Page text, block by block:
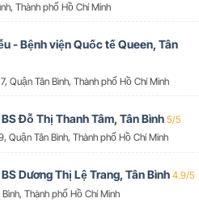
Thành phố Hồ Chí Minh
- Bệnh viện Quốc tế Queen, Tân
Quận Tân Bình, Thành phố Hồ Chí Minh
Đỗ Thị Thanh Tâm, Tân Bình 5/5
Tân Bình, Thành phố Hồ Chí Minh
Dương Thị Lệ Trang, Tân Bình 4.9/5
Thành phố Hồ Chí Minh